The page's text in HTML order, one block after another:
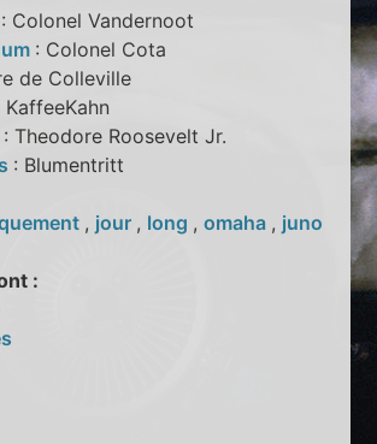
: Colonel Vandernoot
: Colonel Cota
de Colleville
KaffeeKahn
: Theodore Roosevelt Jr.
: Blumentritt
, jour , long ,omaha , juno
: